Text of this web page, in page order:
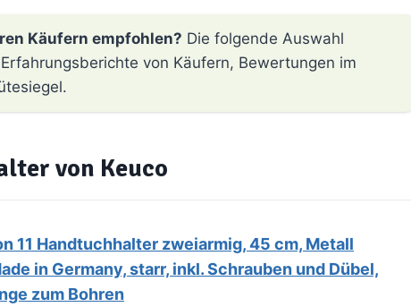
Käufern empfohlen? Die folgende Auswahl
von Käufern, Bewertungen im
von Keuco
11 Handtuchhalter zweiarmig, 45 cm, Metall
in Germany, starr, inkl. Schrauben und Dübel,
zum Bohren